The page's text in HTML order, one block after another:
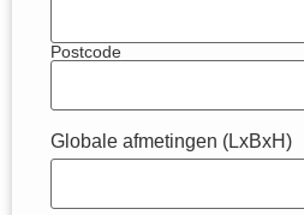
Postcode
Globale afmetingen (LxBxH)